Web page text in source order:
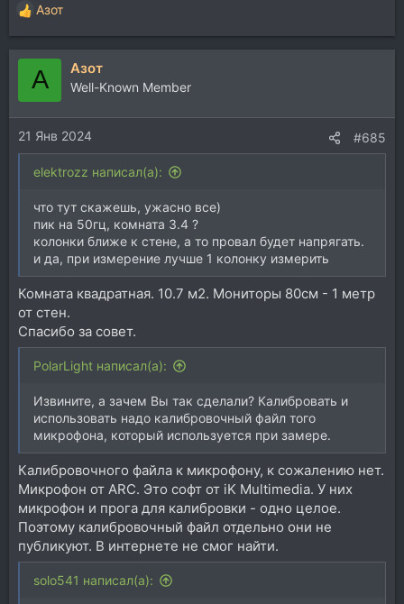
Р
е
а
и
и
:
Азот
А Азот
Well-Known Member
21 Янв 2024 #685
elektrozz написал(а):
что тут скажешь, ужасно все)
пик на 50гц, комната 3.4 ?
колонки ближе к стене, а то провал будет напрягать.
и да, при измерение лучше 1 колонку измерить
Комната квадратная. 10.7 м2. Мониторы 80см - 1 метр
от стен.
Спасибо за совет.
PolarLight написал(а):
Извините, а зачем Вы так сделали? Калибровать и
использовать надо калибровочный файл того
микрофона, который используется при замере.
Калибровочного файла к микрофону, к сожалению нет.
Микрофон от ARC. Это софт от iK Multimedia. У них
микрофон и прога для калибровки - одно целое.
Поэтому калибровочный файл отдельно они не
публикуют. В интернете не смог найти.
solo541 написал(а):